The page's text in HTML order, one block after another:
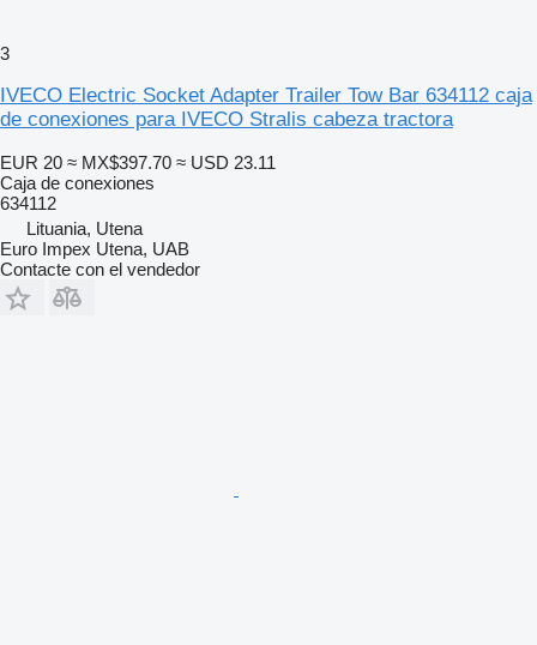
3
IVECO Electric Socket Adapter Trailer Tow Bar 634112 caja
de conexiones para IVECO Stralis cabeza tractora
EUR 20 ≈ MX$397.70 ≈ USD 23.11
Caja de conexiones
634112
Lituania, Utena
Euro Impex Utena, UAB
Contacte con el vendedor